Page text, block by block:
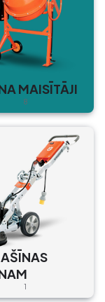
MAISĪTĀJI
8
1